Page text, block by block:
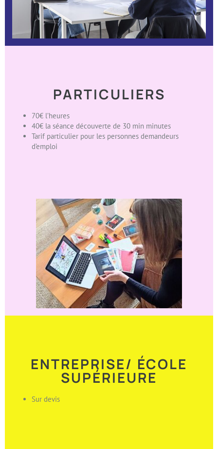
PARTICULIERS
70€ l’heures
40€ la séance découverte de 30 min minutes
Tarif particulier pour les personnes demandeurs
d’emploi
ENTREPRISE/ ÉCOLE
SUPÉRIEURE
Sur devis